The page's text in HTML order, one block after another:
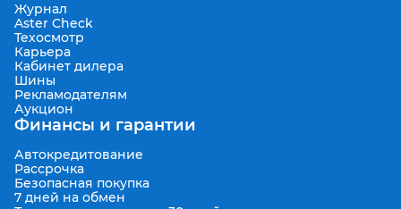
Журнал
Aster Check
Техосмотр
Карьера
Кабинет дилера
Шины
Рекламодателям
Аукцион
Финансы и гарантии
Автокредитование
Рассрочка
Безопасная покупка
7 дней на обмен